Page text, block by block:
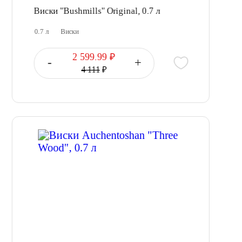
Виски "Bushmills" Original, 0.7 л
0.7 л Виски
- 2 599.99 ₽
4 111₽
+